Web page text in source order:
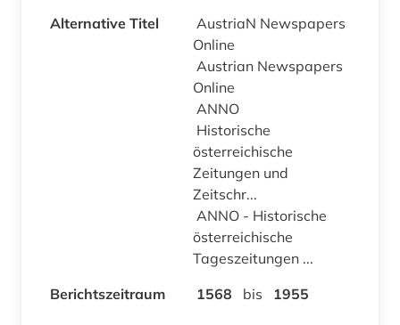
Alternative Titel
AustriaN Newspapers
Online
Austrian Newspapers
Online
ANNO
Historische
österreichische
Zeitungen und
Zeitschr...
ANNO - Historische
österreichische
Tageszeitungen ...
Berichtszeitraum
1568 bis 1955